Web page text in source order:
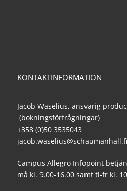
KONTAKTINFORMATION
Jacob Waselius, ansvarig
(bokningsförfrågningar)
+358 (0)50 3535043
jacob.waselius@schaumanhall.fi
Campus Allegro Infopoint
må kl. 9.00-16.00 samt ti-fr kl.